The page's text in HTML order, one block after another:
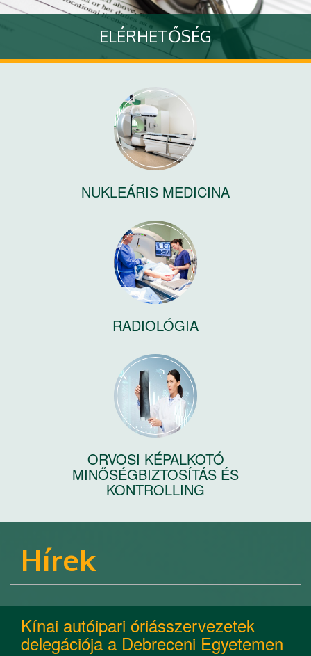
ELÉRHETŐSÉG
Tovább
NUKLEÁRIS MEDICINA
RADIOLÓGIA
ORVOSI KÉPALKOTÓ
MINŐSÉGBIZTOSÍTÁS ÉS
KONTROLLING
Hírek
Kínai autóipari óriásszervezetek
delegációja a Debreceni Egyetemen